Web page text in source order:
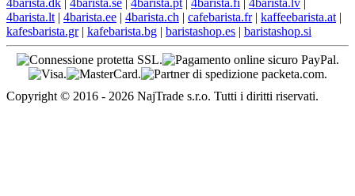
4barista.lt | 4barista.ee | 4barista.ch | cafebarista.fr| kaffeebarista.at |
kafesbarista.gr| kafebarista.bg | baristashop.es | baristashop.si
Copyright © 2016 - 2026 NajTrade s.r.o. Tutti i diritti riservati.